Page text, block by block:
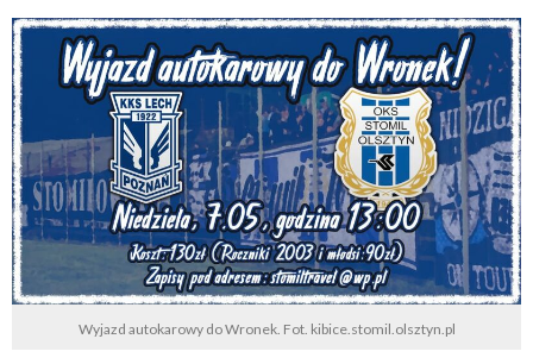
Wyjazd autokarowy do Wronek. Fot. kibice.stomil.olsztyn.pl